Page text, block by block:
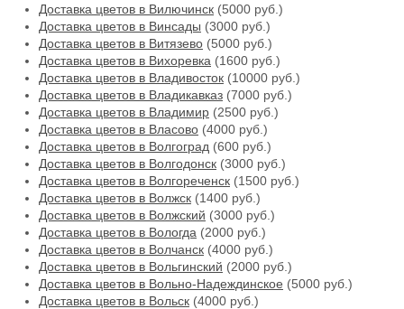
Доставка цветов в Вилючинск (5000 руб.)
Доставка цветов в Винсады (3000 руб.)
Доставка цветов в Витязево (5000 руб.)
Доставка цветов в Вихоревка (1600 руб.)
Доставка цветов в Владивосток (10000 руб.)
Доставка цветов в Владикавказ (7000 руб.)
Доставка цветов в Владимир (2500 руб.)
Доставка цветов в Власово (4000 руб.)
Доставка цветов в Волгоград (600 руб.)
Доставка цветов в Волгодонск (3000 руб.)
Доставка цветов в Волгореченск (1500 руб.)
Доставка цветов в Волжск (1400 руб.)
Доставка цветов в Волжский (3000 руб.)
Доставка цветов в Вологда (2000 руб.)
Доставка цветов в Волчанск (4000 руб.)
Доставка цветов в Вольгинский (2000 руб.)
Доставка цветов в Вольно-Надеждинское (5000 руб.)
Доставка цветов в Вольск (4000 руб.)